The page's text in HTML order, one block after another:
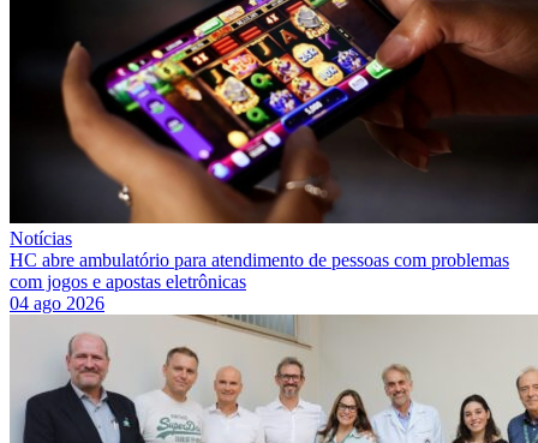
Notícias
HC abre ambulatório para atendimento de pessoas com problemas
com jogos e apostas eletrônicas
04 ago 2026